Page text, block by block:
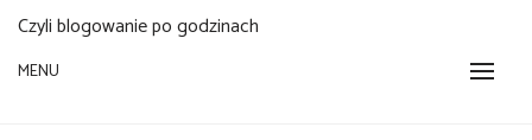
Czyli blogowanie po godzinach
MENU